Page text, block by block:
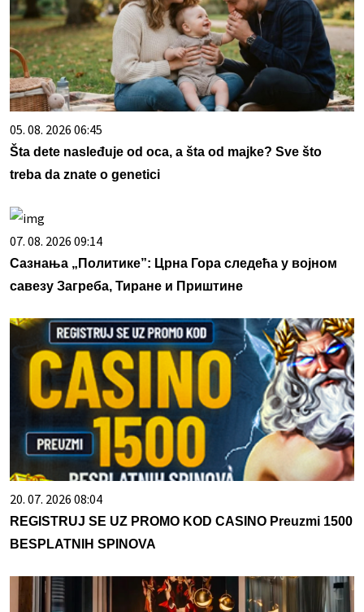
05. 08. 2026 06:45
Šta dete nasleđuje od oca, a šta od majke? Sve što
treba da znate o genetici
07. 08. 2026 09:14
Сазнања „Политике”: Црна Гора следећа у војном
савезу Загреба, Тиране и Приштине
20. 07. 2026 08:04
REGISTRUJ SE UZ PROMO KOD CASINO Preuzmi 1500
BESPLATNIH SPINOVA